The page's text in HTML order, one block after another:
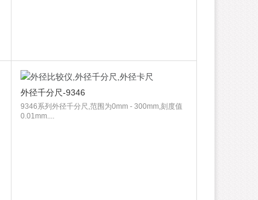
外径千分尺-9346
9346系列外径千分尺,范围为0mm - 300mm,刻度值
0.01mm....